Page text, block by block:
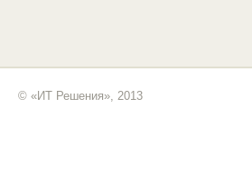
© «ИТ Решения», 2013